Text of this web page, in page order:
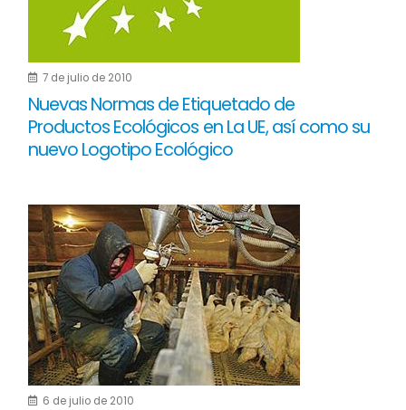
7 de julio de 2010
Nuevas Normas de Etiquetado de
Productos Ecológicos en La UE, así como su
nuevo Logotipo Ecológico
6 de julio de 2010